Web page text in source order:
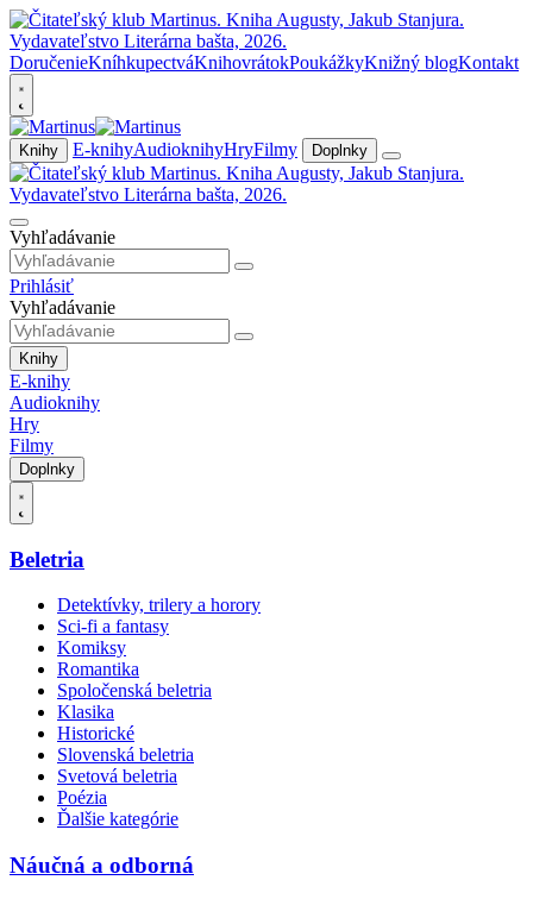
DoručenieKníhkupectváKnihovrátokPoukážkyKnižný blogKontakt
Knihy E-knihyAudioknihyHryFilmy Doplnky
Vyhľadávanie
Prihlásiť
Vyhľadávanie
Knihy
E-knihy
Audioknihy
Hry
Filmy
Doplnky
Beletria
Detektívky, trilery a horory
Sci-fi a fantasy
Komiksy
Romantika
Spoločenská beletria
Klasika
Historické
Slovenská beletria
Svetová beletria
Poézia
Ďalšie kategórie
Náučná a odborná